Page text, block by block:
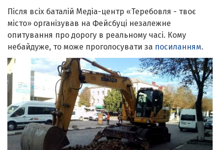
Після всіх баталій Медіа-центр «Теребовля - твоє
місто» організував на Фейсбуці незалежне
опитування про дорогу в реальному часі. Кому
небайдуже, то може проголосувати за посиланням.